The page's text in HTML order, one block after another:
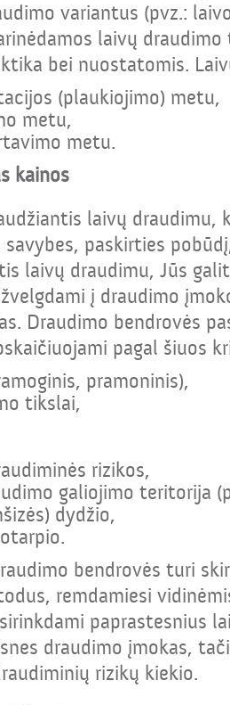
variantus (pvz.:
laivų
bei nuostatomis.
(plaukiojimo) metu,
metu,
metu.
kainos
laivų draudimu,
paskirties
laivų draudimu, Jūs
į draudimo
Draudimo bendrovės
pagal šiuos
pramoninis),
tikslai,
rizikos,
galiojimo teritorija
dydžio,
bendrovės turi
remdamiesi
paprastesnius
draudimo įmokas,
rizikų kiekio.